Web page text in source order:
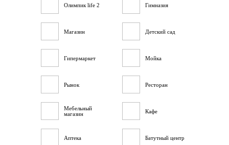
Олимпик life 2
Магазин
Гипермаркет
Рынок
Мебельный
магазин
Аптека
Гимназия
Детский сад
Мойка
Ресторан
Кафе
Батутный центр